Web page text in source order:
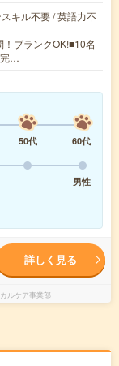
キル不要 / 英語力不
ブランクOK!■10名
完…
50代
60代
男性
詳しく見る
ルケア事業部